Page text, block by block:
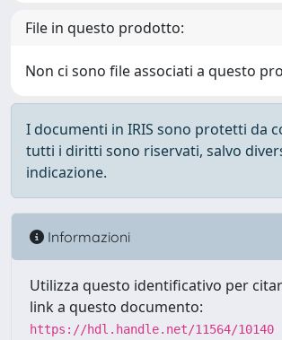
File in questo prodotto:
Non ci sono file associati a questo
I documenti in IRIS sono protetti da
tutti i diritti sono riservati, salvo
indicazione.
Informazioni
Utilizza questo identificativo per
link a questo documento:
https://hdl.handle.net/11564/10140